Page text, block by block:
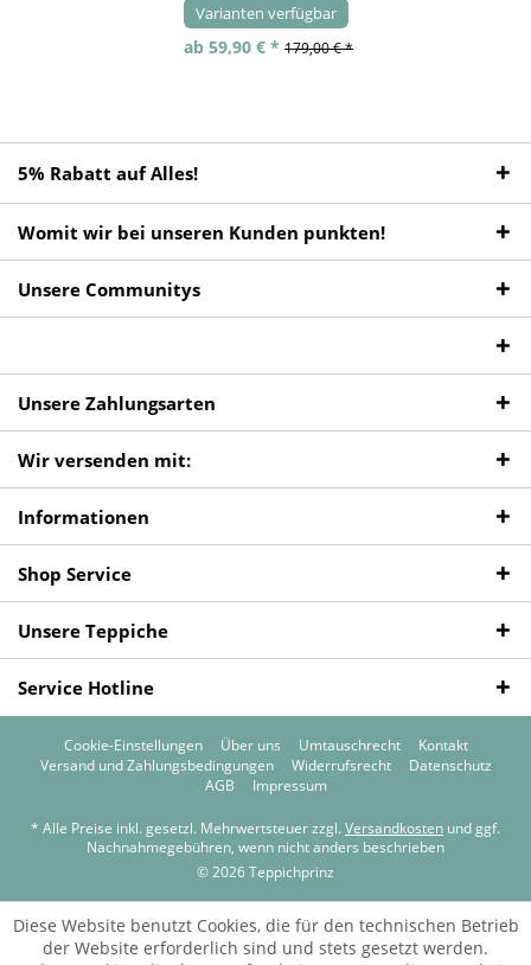
Varianten verfügbar
ab 59,90 € * 179,00 € *
5% Rabatt auf Alles!
Womit wir bei unseren Kunden punkten!
Unsere Communitys
Unsere Zahlungsarten
Wir versenden mit:
Informationen
Shop Service
Unsere Teppiche
Service Hotline
Cookie-Einstellungen Über uns Umtauschrecht
Kontakt
Versand und Zahlungsbedingungen
Widerrufsrecht
Datenschutz
AGB
Impressum
* Alle Preise inkl. gesetzl. Mehrwertsteuer zzgl. Versandkosten und ggf.
Nachnahmegebühren, wenn nicht anders beschrieben
© 2026 Teppichprinz
Diese Website benutzt Cookies, die für den technischen Betrieb
der Website erforderlich sind und stets gesetzt werden.